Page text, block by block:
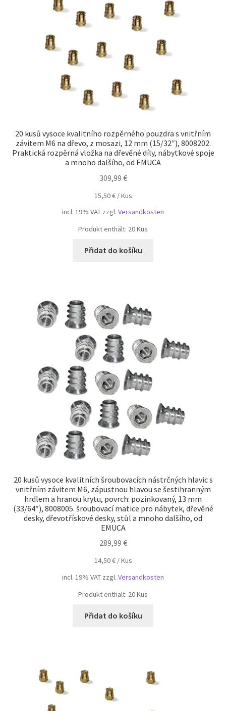
20 kusů vysoce kvalitního rozpěrného pouzdra s vnitřním
závitem M6 na dřevo, z mosazi, 12 mm (15/32″), 8008202.
Praktická rozpěrná vložka na dřevěné díly, nábytkové spoje
a mnoho dalšího, od EMUCA
309,99 €
15,50€/Kus
incl. 19% VAT zzgl. Versandkosten
Produkt enthält: 20Kus
Přidat do košíku
20 kusů vysoce kvalitních šroubovacích nástrčných hlavic s
vnitřním závitem M6, zápustnou hlavou se šestihranným
hrdlem a hranou krytu, povrch: pozinkovaný, 13 mm
(33/64″), 8008005. šroubovací matice pro nábytek, dřevěné
desky, dřevotřískové desky, stůl a mnoho dalšího, od
EMUCA
289,99 €
14,50€/Kus
incl. 19% VAT zzgl. Versandkosten
Produkt enthält: 20Kus
Přidat do košíku